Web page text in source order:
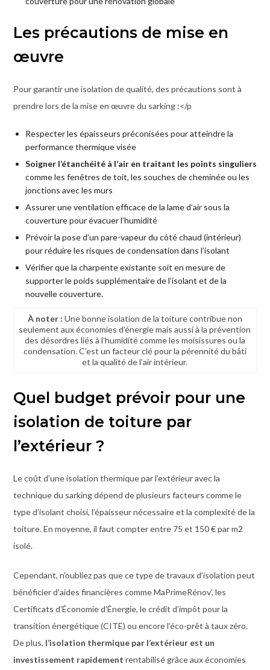
Les précautions de mise en
œuvre
Pour garantir une isolation de qualité, des précautions sont à
prendre lors de la mise en œuvre du sarking :</p
Respecter les épaisseurs préconisées pour atteindre la
performance thermique visée
Soigner l’étanchéité à l’air en traitant les points singuliers
comme les fenêtres de toit, les souches de cheminée ou les
jonctions avec les murs
Assurer une ventilation efficace de la lame d’air sous la
couverture pour évacuer l’humidité
Prévoir la pose d’un pare-vapeur du côté chaud (intérieur)
pour réduire les risques de condensation dans l’isolant
Vérifier que la charpente existante soit en mesure de
supporter le poids supplémentaire de l’isolant et de la
nouvelle couverture.
À noter : Une bonne isolation de la toiture contribue non
seulement aux économies d’énergie mais aussi à la prévention
des désordres liés à l’humidité comme les moisissures ou la
condensation. C’est un facteur clé pour la pérennité du bâti
et la qualité de l’air intérieur.
Quel budget prévoir pour une
isolation de toiture par
l’extérieur ?
Le coût d’une isolation thermique par l’extérieur avec la
technique du sarking dépend de plusieurs facteurs comme le
type d’isolant choisi, l’épaisseur nécessaire et la complexité de la
toiture. En moyenne, il faut compter entre 75 et 150 € par m2
isolé.
Cependant, n’oubliez pas que ce type de travaux d’isolation peut
bénéficier d’aides financières comme MaPrimeRénov’, les
Certificats d’Économie d’Énergie, le crédit d’impôt pour la
transition énergétique (CITE) ou encore l’éco-prêt à taux zéro.
De plus, l’isolation thermique par l’extérieur est un
investissement rapidement rentabilisé grâce aux économies